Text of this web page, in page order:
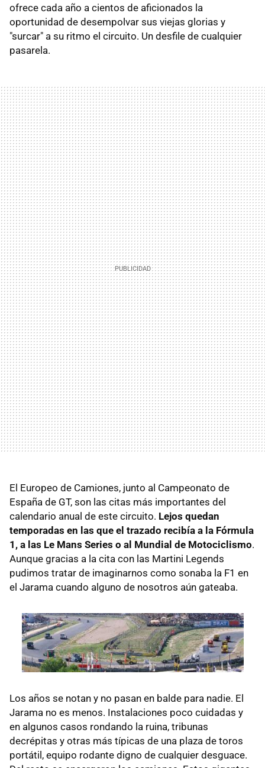
ofrece cada año a cientos de aficionados la
oportunidad de desempolvar sus viejas glorias y
"surcar" a su ritmo el circuito. Un desfile de cualquier
pasarela.
El Europeo de Camiones, junto al Campeonato de
España de GT, son las citas más importantes del
calendario anual de este circuito. Lejos quedan
temporadas en las que el trazado recibía a la Fórmula
1, a las Le Mans Series o al Mundial de Motociclismo.
Aunque gracias a la cita con las Martini Legends
pudimos tratar de imaginarnos como sonaba la F1 en
el Jarama cuando alguno de nosotros aún gateaba.
Los años se notan y no pasan en balde para nadie. El
Jarama no es menos. Instalaciones poco cuidadas y
en algunos casos rondando la ruina, tribunas
decrépitas y otras más típicas de una plaza de toros
portátil, equipo rodante digno de cualquier desguace.